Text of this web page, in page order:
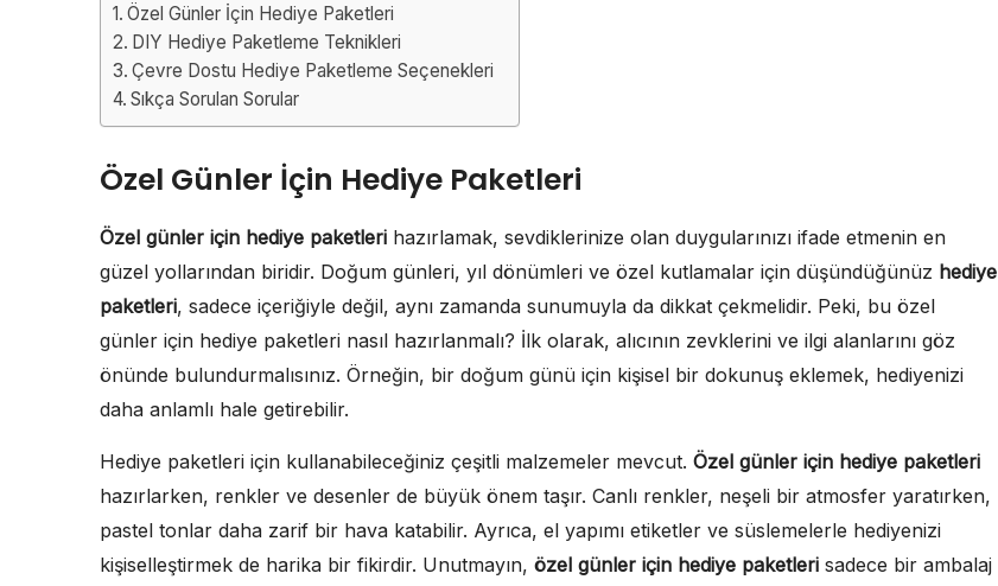
Özel Günler İçin Hediye Paketleri
DIY Hediye Paketleme Teknikleri
Çevre Dostu Hediye Paketleme Seçenekleri
Sıkça Sorulan Sorular
Özel Günler İçin Hediye Paketleri
Özel günler için hediye paketleri hazırlamak, sevdiklerinize olan duygularınızı ifade etmenin en
güzel yollarından biridir. Doğum günleri, yıl dönümleri ve özel kutlamalar için düşündüğünüz hediye
paketleri, sadece içeriğiyle değil, aynı zamanda sunumuyla da dikkat çekmelidir. Peki, bu özel
günler için hediye paketleri nasıl hazırlanmalı? İlk olarak, alıcının zevklerini ve ilgi alanlarını göz
önünde bulundurmalısınız. Örneğin, bir doğum günü için kişisel bir dokunuş eklemek, hediyenizi
daha anlamlı hale getirebilir.
Hediye paketleri için kullanabileceğiniz çeşitli malzemeler mevcut. Özel günler için hediye paketleri
hazırlarken, renkler ve desenler de büyük önem taşır. Canlı renkler, neşeli bir atmosfer yaratırken,
pastel tonlar daha zarif bir hava katabilir. Ayrıca, el yapımı etiketler ve süslemelerle hediyenizi
kişiselleştirmek de harika bir fikirdir. Unutmayın, özel günler için hediye paketleri sadece bir ambalaj